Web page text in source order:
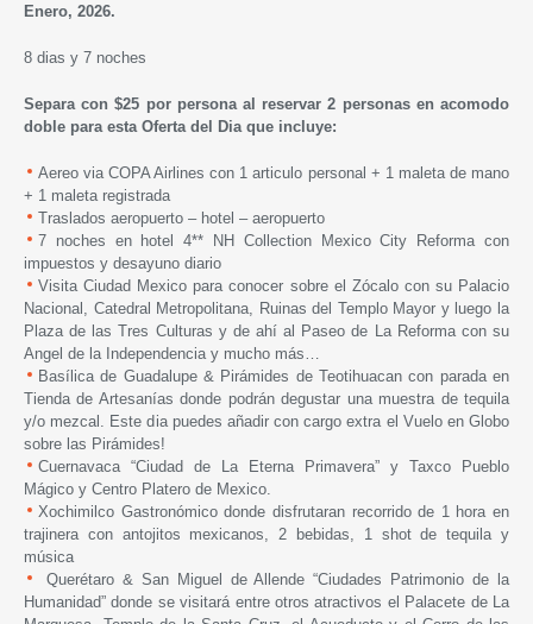
Enero, 2026.
8 dias y 7 noches
Separa con $25 por persona al reservar 2 personas en acomodo
doble para esta Oferta del Dia que incluye:
Aereo via COPA Airlines con 1 articulo personal + 1 maleta de mano
+ 1 maleta registrada
Traslados aeropuerto – hotel – aeropuerto
7 noches en hotel 4** NH Collection Mexico City Reforma con
impuestos y desayuno diario
Visita Ciudad Mexico para conocer sobre el Zócalo con su Palacio
Nacional, Catedral Metropolitana, Ruinas del Templo Mayor y luego la
Plaza de las Tres Culturas y de ahí al Paseo de La Reforma con su
Angel de la Independencia y mucho más…
Basílica de Guadalupe & Pirámides de Teotihuacan con parada en
Tienda de Artesanías donde podrán degustar una muestra de tequila
y/o mezcal. Este dia puedes añadir con cargo extra el Vuelo en Globo
sobre las Pirámides!
Cuernavaca “Ciudad de La Eterna Primavera” y Taxco Pueblo
Mágico y Centro Platero de Mexico.
Xochimilco Gastronómico donde disfrutaran recorrido de 1 hora en
trajinera con antojitos mexicanos, 2 bebidas, 1 shot de tequila y
música
Querétaro & San Miguel de Allende “Ciudades Patrimonio de la
Humanidad” donde se visitará entre otros atractivos el Palacete de La